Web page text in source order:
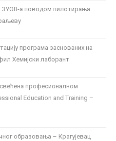
ЗУОВ-а поводом пилотирања
програма заснованих на
Хемијски лаборант
професионалном
Education and Training –
образовања – Крагујевац